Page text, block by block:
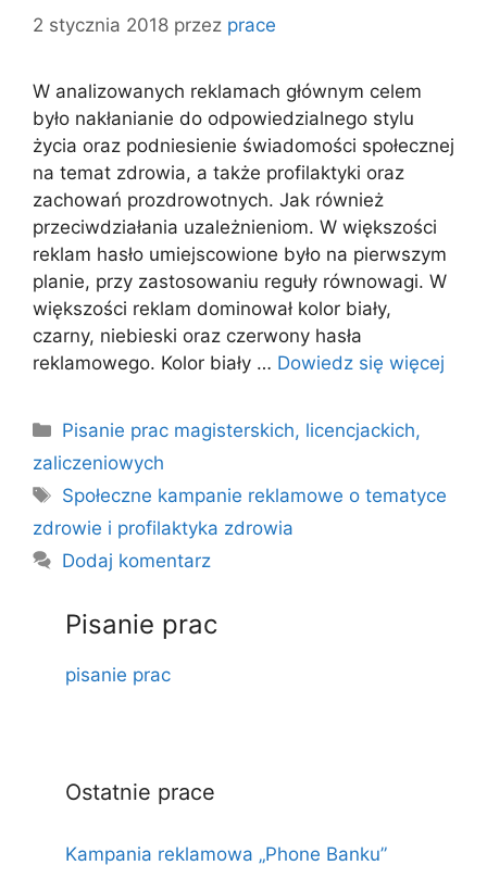
2 stycznia 2018 przez prace
W analizowanych reklamach głównym celem
było nakłanianie do odpowiedzialnego stylu
życia oraz podniesienie świadomości społecznej
na temat zdrowia, a także profilaktyki oraz
zachowań prozdrowotnych. Jak również
przeciwdziałania uzależnieniom. W większości
reklam hasło umiejscowione było na pierwszym
planie, przy zastosowaniu reguły równowagi. W
większości reklam dominował kolor biały,
czarny, niebieski oraz czerwony hasła
reklamowego. Kolor biały … Dowiedz się więcej
Kategorie
Pisanie prac magisterskich, licencjackich,
zaliczeniowych
Tagi
Społeczne kampanie reklamowe o tematyce
zdrowie i profilaktyka zdrowia
Dodaj komentarz
Pisanie prac
pisanie prac
Ostatnie prace
Kampania reklamowa „Phone Banku”